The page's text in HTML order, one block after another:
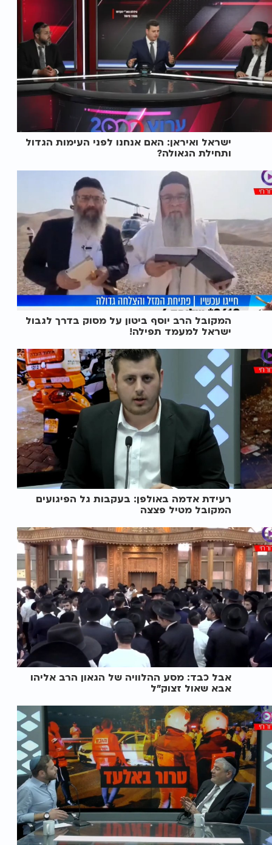
ישראל ואיראן: האם אנחנו לפני העימות הגדול
ותחילת הגאולה?
המקובל הרב יוסף ביטון על מסוק בדרך לגבול
ישראל למעמד תפילה!
רעידת אדמה באולפן: בעקבות גל הפיגועים
המקובל מטיל פצצה
אבל כבד: מסע ההלוויה של הגאון הרב אליהו
אבא שאול זצוק"ל